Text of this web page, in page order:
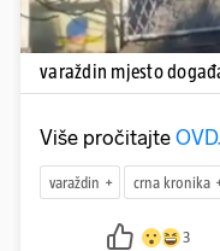
varaždin mjesto
Više pročitajte
varaždin crna kronika
3